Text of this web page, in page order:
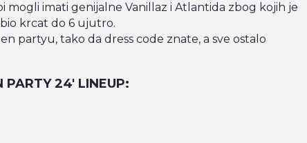
mogli imati genijalne Vanillaz i Atlantida zbog kojih je
krcat do 6 ujutro.
partyu, tako da dress code znate, a sve ostalo
24′ LINEUP: